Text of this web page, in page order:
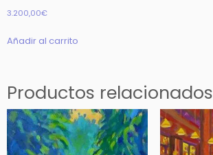
3.200,00€
Añadir al carrito
Productos relacionados